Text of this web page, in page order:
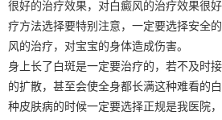
很好的治疗效果，对白癜风的治疗效果很
疗方法选择要特别注意，一定要选择安全
风的治疗，对宝宝的身体造成伤害。
身上长了白斑是一定要治疗的，若不及时
的扩散，甚至会使全身都长满这种难看的
种皮肤病的时候一定要选择正规是我医院